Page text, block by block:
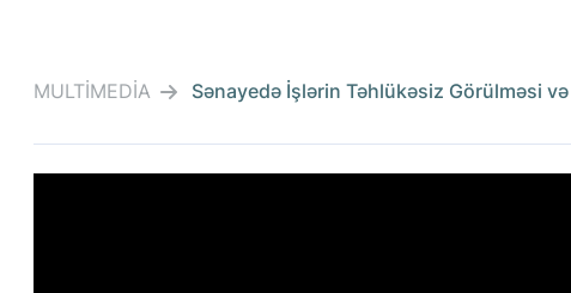
MULTİMEDİA Sənayedə İşlərin Təhlükəsiz Görülməsi